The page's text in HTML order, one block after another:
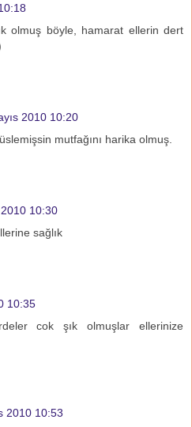
olmuş böyle, hamarat ellerin dert
2010 10:20
mutfağını harika olmuş.
2010 10:30
sağlık
10:35
cok şık olmuşlar ellerinize
2010 10:53